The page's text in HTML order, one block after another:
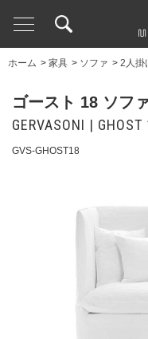
ホーム > 家具 > ソファ > 2人掛
ゴースト 18 ソフ
GERVASONI | GHOST
GVS-GHOST18